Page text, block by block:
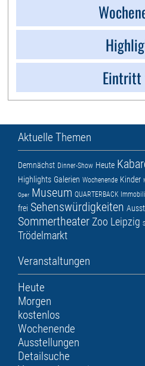
Aktuelle Themen
Demnächst Dinner-Show Heute
Highlights Galerien Wochenende Kinder
Oper Museum QUARTERBACK
frei Sehenswürdigkeiten
Sommertheater Zoo Leipzig
Trödelmarkt
Veranstaltungen
Heute
Morgen
kostenlos
Wochenende
Ausstellungen
Detailsuche